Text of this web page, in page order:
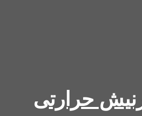
حرارتی